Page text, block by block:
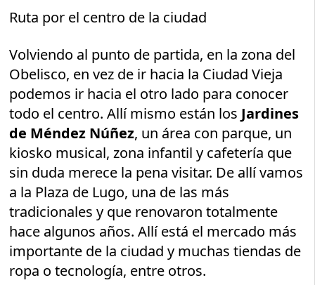
Ruta por el centro de la ciudad
Volviendo al punto de partida, en la zona del
Obelisco, en vez de ir hacia la Ciudad Vieja
podemos ir hacia el otro lado para conocer
todo el centro. Allí mismo están los Jardines
de Méndez Núñez, un área con parque, un
kiosko musical, zona infantil y cafetería que
sin duda merece la pena visitar. De allí vamos
a la Plaza de Lugo, una de las más
tradicionales y que renovaron totalmente
hace algunos años. Allí está el mercado más
importante de la ciudad y muchas tiendas de
ropa o tecnología, entre otros.